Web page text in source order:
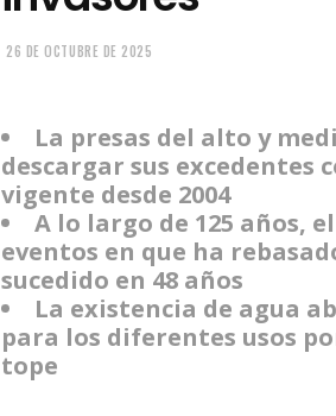
26 DE OCTUBRE DE 2025
La presas del alto y
descargar sus
vigente desde 2004
A lo largo de 125 años,
eventos en que ha
sucedido en 48 años
La existencia de agua
para los diferentes usos
tope